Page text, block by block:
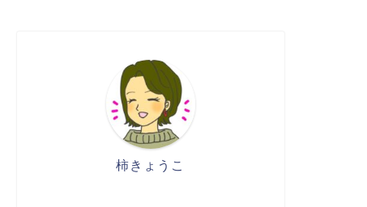
柿きょうこ